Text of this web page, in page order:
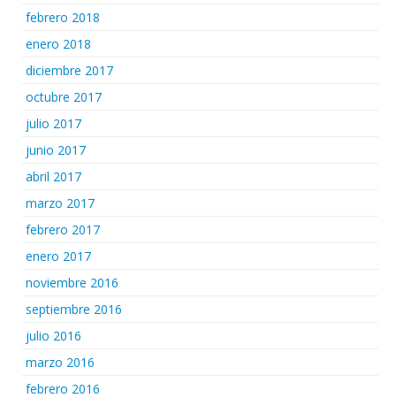
febrero 2018
enero 2018
diciembre 2017
octubre 2017
julio 2017
junio 2017
abril 2017
marzo 2017
febrero 2017
enero 2017
noviembre 2016
septiembre 2016
julio 2016
marzo 2016
febrero 2016